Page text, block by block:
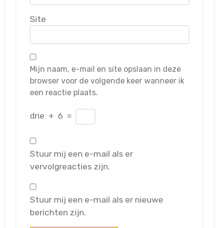
Site
Mijn naam, e-mail en site opslaan in deze
browser voor de volgende keer wanneer ik
een reactie plaats.
drie + 6 =
Stuur mij een e-mail als er
vervolgreacties zijn.
Stuur mij een e-mail als er nieuwe
berichten zijn.